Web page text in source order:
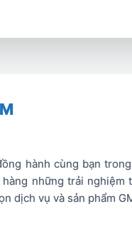
hành cùng bạn
những trải
dịch vụ và sản phẩm